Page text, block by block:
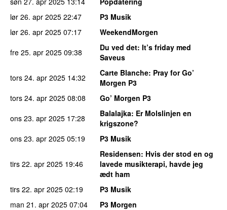
lør 26. apr 2025 22:47
P3 Musik
lør 26. apr 2025 07:17
WeekendMorgen
fre 25. apr 2025 09:38 Du ved det: It’s friday med
Saveus
tors 24. apr 2025 14:32 Carte Blanche: Pray for Go’
Morgen P3
tors 24. apr 2025 08:08
Go’ Morgen P3
ons 23. apr 2025 17:28 Balalajka: Er Molslinjen en
krigszone?
ons 23. apr 2025 05:19 P3 Musik
tirs 22. apr 2025 19:46
Residensen: Hvis der stod en og
lavede musikterapi, havde jeg
ædt ham
tirs 22. apr 2025 02:19
P3 Musik
man 21. apr 2025 07:04 P3 Morgen